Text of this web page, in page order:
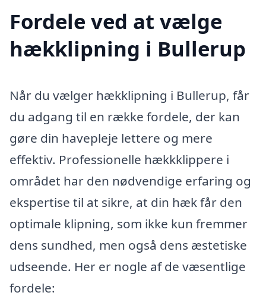
Fordele ved at vælge
hækklipning i Bullerup
Når du vælger hækklipning i Bullerup, får
du adgang til en række fordele, der kan
gøre din havepleje lettere og mere
effektiv. Professionelle hækkklippere i
området har den nødvendige erfaring og
ekspertise til at sikre, at din hæk får den
optimale klipning, som ikke kun fremmer
dens sundhed, men også dens æstetiske
udseende. Her er nogle af de væsentlige
fordele: